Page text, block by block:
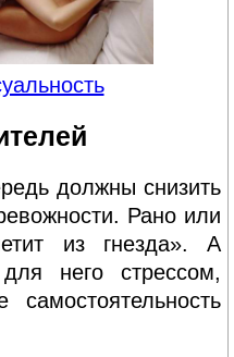
должны снизить
Рано или
из гнезда». А
него стрессом,
самостоятельность